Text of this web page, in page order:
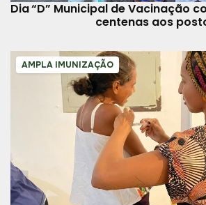
Dia “D” Municipal de Vacinação
centenas aos
AMPLA IMUNIZAÇÃO